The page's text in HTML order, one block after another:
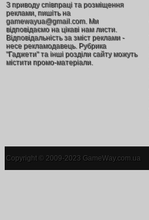
З приводу співпраці та розміщення
реклами, пишіть на
gamewayua@gmail.com. Ми
відповідаємо на цікаві нам листи.
Відповідальність за зміст реклами -
несе рекламодавець. Рубрика
"Гаджети" та інші розділи сайту можуть
містити промо-матеріали.
Copyright © 2009-2023 GameWay.com.ua